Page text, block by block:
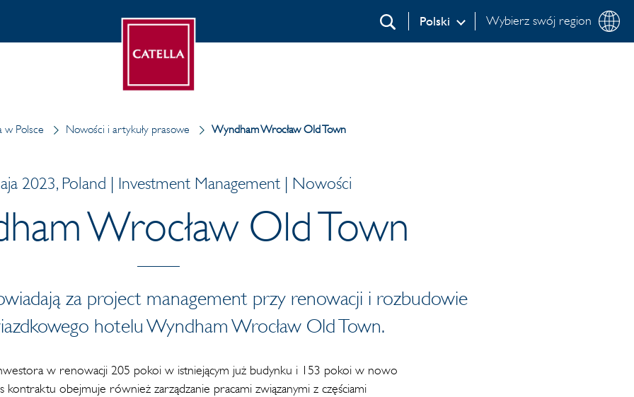
Wybierz swój region
Polski
Wyszukaj
w Polsce Nowości i artykuły prasowe Wyndham Wrocław Old Town
2023, Poland | Investment Management | Nowości
Wrocław Old Town
za project management przy renowacji i rozbudowie
hotelu Wyndham Wrocław Old Town.
w renowacji 205 pokoi w istniejącym już budynku i 153 pokoi w nowo
kontraktu obejmuje również zarządzanie pracami związanymi z częściami